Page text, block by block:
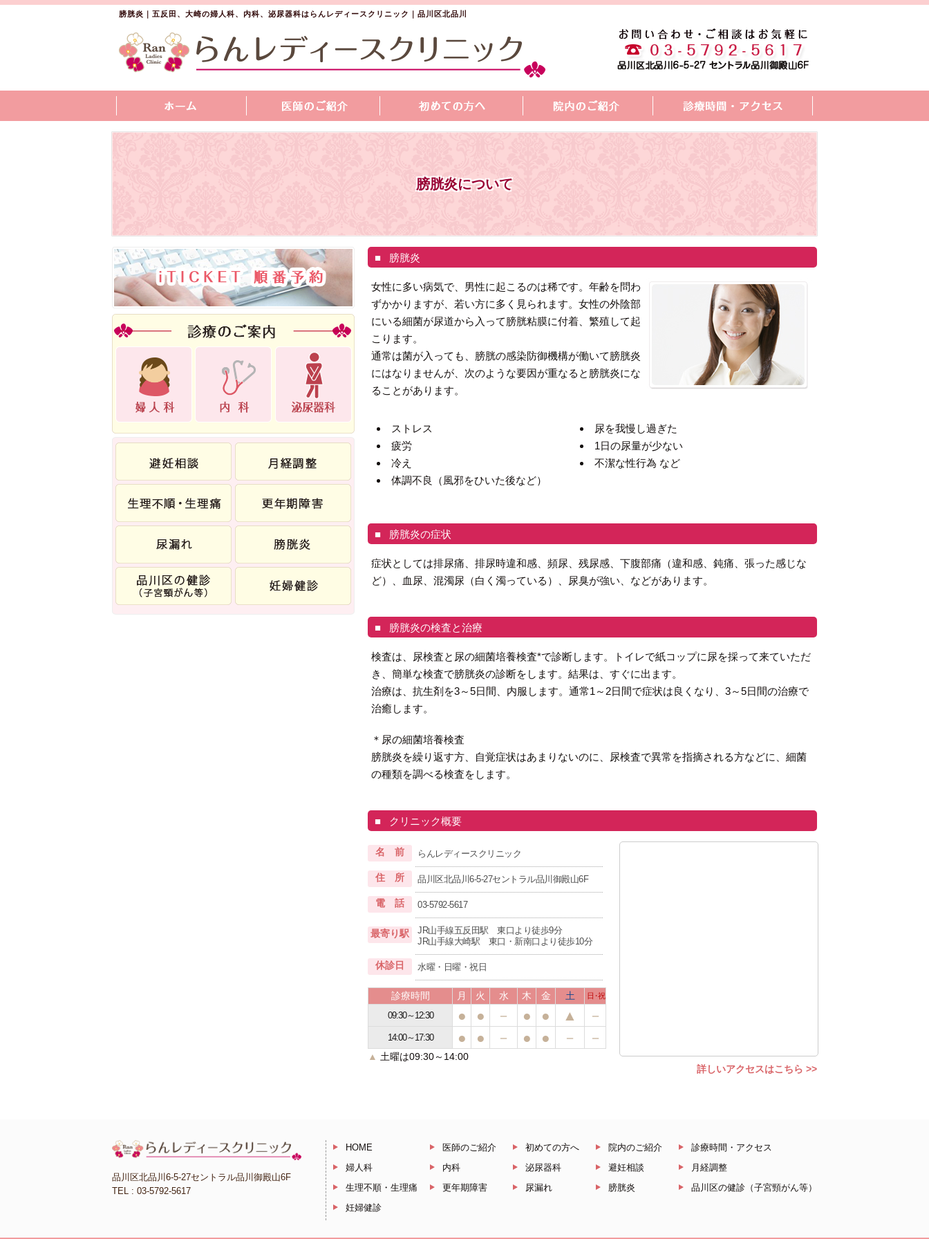
膀胱炎｜五反田、大崎の婦人科、内科、泌尿器科はらんレディースクリニック｜品川区北品川
膀胱炎について
膀胱炎
女性に多い病気で、男性に起こるのは稀です。年齢を問わ
ずかかりますが、若い方に多く見られます。女性の外陰部
にいる細菌が尿道から入って膀胱粘膜に付着、繁殖して起
こります。
通常は菌が入っても、膀胱の感染防御機構が働いて膀胱炎
にはなりませんが、次のような要因が重なると膀胱炎にな
ることがあります。
ストレス
疲労
冷え
体調不良（風邪をひいた後など）
尿を我慢し過ぎた
1日の尿量が少ない
不潔な性行為 など
膀胱炎の症状
症状としては排尿痛、排尿時違和感、頻尿、残尿感、下腹部痛（違和感、鈍痛、張った感じな
ど）、血尿、混濁尿（白く濁っている）、尿臭が強い、などがあります。
膀胱炎の検査と治療
検査は、尿検査と尿の細菌培養検査*で診断します。トイレで紙コップに尿を採って来ていただ
き、簡単な検査で膀胱炎の診断をします。結果は、すぐに出ます。
治療は、抗生剤を3～5日間、内服します。通常1～2日間で症状は良くなり、3～5日間の治療で
治癒します。
＊尿の細菌培養検査
膀胱炎を繰り返す方、自覚症状はあまりないのに、尿検査で異常を指摘される方などに、細菌
の種類を調べる検査をします。
クリニック概要
詳しいアクセスはこちら >>
名 前 らんレディースクリニック
住 所 品川区北品川6-5-27セントラル品川御殿山6F
電 話 03-5792-5617
最寄り駅
JR山手線五反田駅 東口より徒歩9分
JR山手線大崎駅 東口・新南口より徒歩10分
休診日 水曜・日曜・祝日
▲ 土曜は09:30～14:00
診療時間 月 火 水 木 金 土 日・祝
09:30～12:30 ● ● － ● ● ▲ －
14:00～17:30 ● ● － ● ● － －
品川区北品川6-5-27セントラル品川御殿山6F
TEL : 03-5792-5617
HOME 医師のご紹介 初めての方へ 院内のご紹介
診療時間・アクセス
婦人科
内科 泌尿器科 避妊相談
月経調整
生理不順・生理痛
更年期障害 尿漏れ 膀胱炎
品川区の健診（子宮頸がん等）
妊婦健診